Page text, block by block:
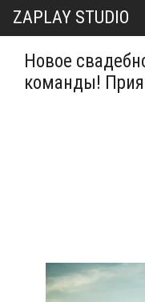
ZAPLAY STUDIO
Новое
команды!